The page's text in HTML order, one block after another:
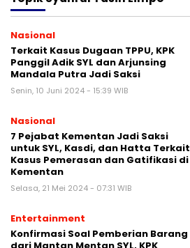
Nasional
Terkait Kasus Dugaan TPPU, KPK
Panggil Adik SYL dan Arjunsing
Mandala Putra Jadi Saksi
Senin, 10 Juni 2024 - 15:39 WIB
Nasional
7 Pejabat Kementan Jadi Saksi
untuk SYL, Kasdi, dan Hatta Terkait
Kasus Pemerasan dan Gatifikasi di
Kementan
Selasa, 21 Mei 2024 - 07:31 WIB
Entertainment
Konfirmasi Soal Pemberian Barang